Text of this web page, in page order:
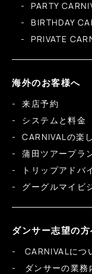
PARTY
BIRTHDAY
PRIVATE
海外のお客様へ
来店予約
システムと料金
CARNIVALの楽
蒲田ツアープラ
トリップアドバ
グーグルマイビ
ダンサー志望の
CARNIVALにつ
ダンサーの業務